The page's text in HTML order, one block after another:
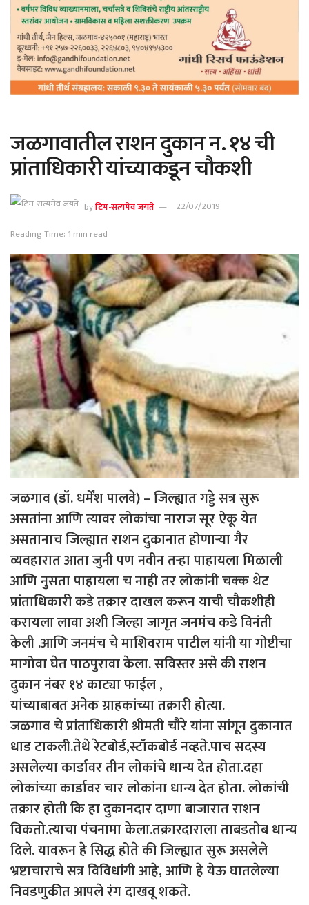
जळगावातील राशन दुकान न. १४ ची
प्रांताधिकारी यांच्याकडून चौकशी
byटिम-सत्यमेव जयते
22/07/2019
Reading Time: 1 min read
जळगाव (डॉ. धर्मेंश पालवे) – जिल्ह्यात गड्डे सत्र सुरू
असतांना आणि त्यावर लोकांचा नाराज सूर ऐकू येत
असतानाच जिल्ह्यात राशन दुकानात होणाऱ्या गैर
व्यवहारात आता जुनी पण नवीन तऱ्हा पाहायला मिळाली
आणि नुसता पाहायला च नाही तर लोकांनी चक्क थेट
प्रांताधिकारी कडे तक्रार दाखल करून याची चौकशीही
करायला लावा अशी जिल्हा जागृत जनमंच कडे विनंती
केली .आणि जनमंच चे माशिवराम पाटील यांनी या गोष्टीचा
मागोवा घेत पाठपुरावा केला. सविस्तर असे की राशन
दुकान नंबर १४ काट्या फाईल ,
यांच्याबाबत अनेक ग्राहकांच्या तक्रारी होत्या.
जळगाव चे प्रांताधिकारी श्रीमती चौरे यांना सांगून दुकानात
धाड टाकली.तेथे रेटबोर्ड,स्टॉकबोर्ड नव्हते.पाच सदस्य
असलेल्या कार्डावर तीन लोकांचे धान्य देत होता.दहा
लोकांच्या कार्डावर चार लोकांना धान्य देत होता. लोकांची
तक्रार होती कि हा दुकानदार दाणा बाजारात राशन
विकतो.त्याचा पंचनामा केला.तक्रारदाराला ताबडतोब धान्य
दिले. यावरून हे सिद्ध होते की जिल्ह्यात सुरू असलेले
भ्रष्टाचाराचे सत्र विविधांगी आहे, आणि हे येऊ घातलेल्या
निवडणुकीत आपले रंग दाखवू शकते.